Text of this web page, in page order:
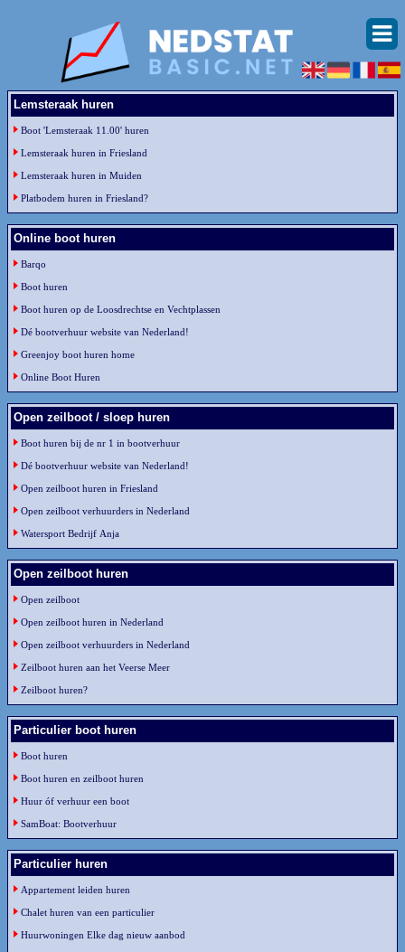
Lemsteraak huren
Boot 'Lemsteraak 11.00' huren
Lemsteraak huren in Friesland
Lemsteraak huren in Muiden
Platbodem huren in Friesland?
Online boot huren
Barqo
Boot huren
Boot huren op de Loosdrechtse en Vechtplassen
Dé bootverhuur website van Nederland!
Greenjoy boot huren home
Online Boot Huren
Open zeilboot / sloep huren
Boot huren bij de nr 1 in bootverhuur
Dé bootverhuur website van Nederland!
Open zeilboot huren in Friesland
Open zeilboot verhuurders in Nederland
Watersport Bedrijf Anja
Open zeilboot huren
Open zeilboot
Open zeilboot huren in Nederland
Open zeilboot verhuurders in Nederland
Zeilboot huren aan het Veerse Meer
Zeilboot huren?
Particulier boot huren
Boot huren
Boot huren en zeilboot huren
Huur óf verhuur een boot
SamBoat: Bootverhuur
Particulier huren
Appartement leiden huren
Chalet huren van een particulier
Huurwoningen Elke dag nieuw aanbod